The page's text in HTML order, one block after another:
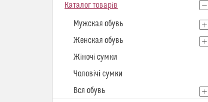
Каталог товарів
Мужская обувь
Женская обувь
Жіночі сумки
Чоловічі сумки
Вся обувь